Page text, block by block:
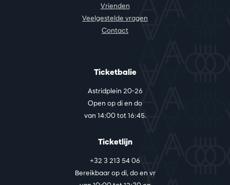
Vrienden
Veelgestelde vragen
Contact
Ticketbalie
Astridplein 20-26
Open op di en do
van 14:00 tot 16:45.
Ticketlijn
+32 3 213 54 06
Bereikbaar op di, do en vr